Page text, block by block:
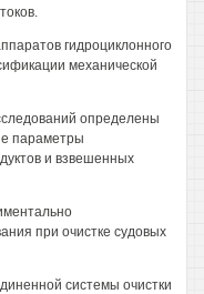
гидроциклонного
механической
определены
параметры
и взвешенных
при очистке судовых
системы очистки